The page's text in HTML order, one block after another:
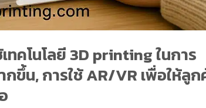
เทคโนโลยี 3D printing ในการ
ขึ้น, การใช้ AR/VR เพื่อให้ลูก